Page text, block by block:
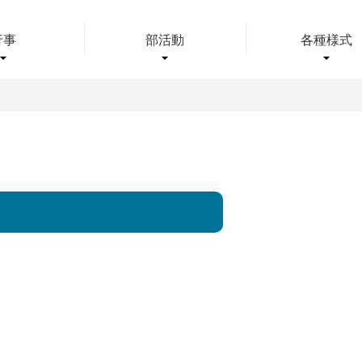
事 部活動 各種様式